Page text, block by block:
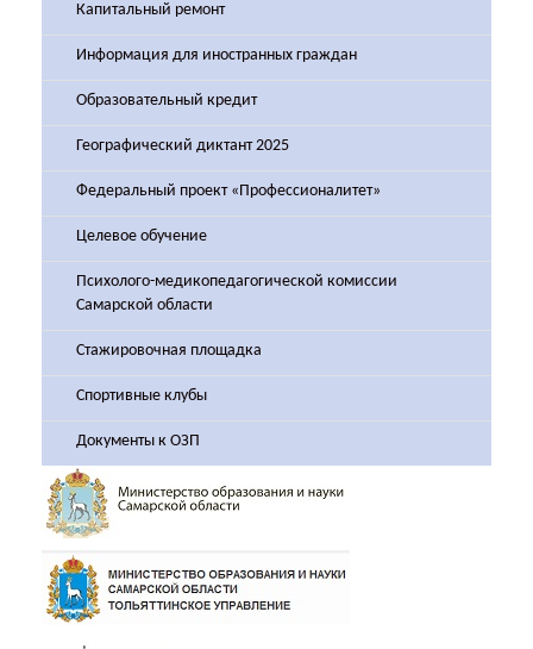
Капитальный ремонт
Информация для иностранных граждан
Образовательный кредит
Географический диктант 2025
Федеральный проект «Профессионалитет»
Целевое обучение
Психолого-медикопедагогической комиссии
Самарской области
Стажировочная площадка
Спортивные клубы
Документы к ОЗП